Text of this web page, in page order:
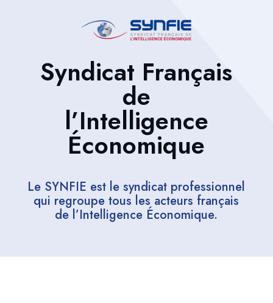
Syndicat Français
de
l’Intelligence
Économique
Le SYNFIE est le syndicat professionnel
qui regroupe tous les acteurs français
de l’Intelligence Économique.